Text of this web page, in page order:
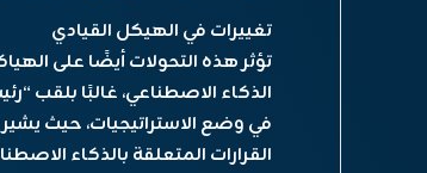
تغييرات في الهيكل القيادي
الذكاء الاصطناعي، غالبًا بلقب
القرارات المتعلقة بالذكاء الاصطناعي، بينما تعهد 42%